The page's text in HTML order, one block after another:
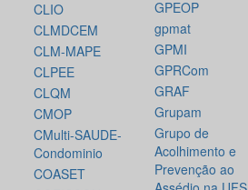
CLIO
CLMDCEM
CLM-MAPE
CLPEE
CLQM
CMOP
CMulti-SAUDE-
Condominio
COASET
GPEOP
gpmat
GPMI
GPRCom
GRAF
Grupam
Grupo de
Acolhimento e
Prevenção ao